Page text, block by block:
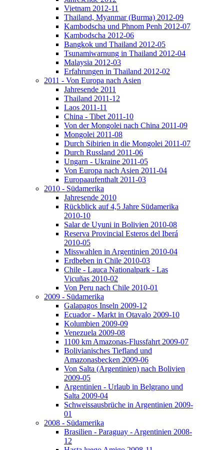
Vietnam 2012-11
Thailand, Myanmar (Burma) 2012-09
Kambodscha und Phnom Penh 2012-07
Kambodscha 2012-06
Bangkok und Thailand 2012-05
Tsunamiwarnung in Thailand 2012-04
Malaysia 2012-03
Erfahrungen in Thailand 2012-02
2011 - Von Europa nach Asien
Jahresende 2011
Thailand 2011-12
Laos 2011-11
China - Tibet 2011-10
Von der Mongolei nach China 2011-09
Mongolei 2011-08
Durch Sibirien in die Mongolei 2011-07
Durch Russland 2011-06
Ungarn - Ukraine 2011-05
Von Europa nach Asien 2011-04
Europaaufenthalt 2011-03
2010 - Südamerika
Jahresende 2010
Rückblick auf 4,5 Jahre Südamerika
2010-10
Salar de Uyuni in Bolivien 2010-08
Reserva Provincial Esteros del Iberá
2010-05
Misswahlen in Argentinien 2010-04
Erdbeben in Chile 2010-03
Chile - Lauca Nationalpark - Las
Vicuñas 2010-02
Von Peru nach Chile 2010-01
2009 - Südamerika
Galapagos Inseln 2009-12
Ecuador - Markt in Otavalo 2009-10
Kolumbien 2009-09
Venezuela 2009-08
1100 km Amazonas-Flussfahrt 2009-07
Bolivianisches Tiefland und
Amazonasbecken 2009-06
Von Salta (Argentinien) nach Bolivien
2009-05
Argentinien - Urlaub in Belgrano und
Salta 2009-04
Schweissausbrüche in Argentinien 2009-
01
2008 - Südamerika
Brasilien - Paraguay - Argentinien 2008-
12